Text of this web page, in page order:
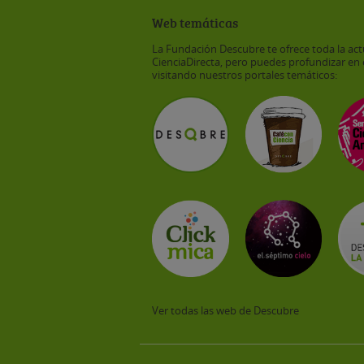
Web temáticas
La Fundación Descubre te ofrece toda la
CienciaDirecta, pero puedes profundizar
visitando nuestros portales temáticos:
Ver todas las web de Descubre